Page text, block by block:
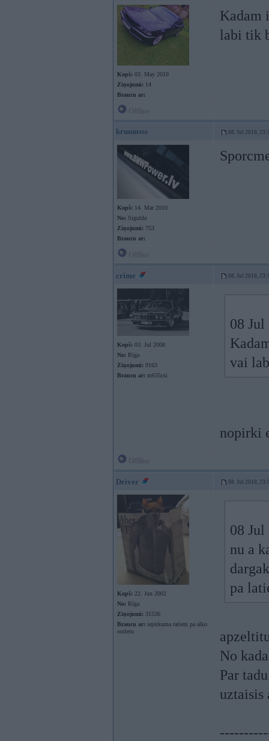
Kopš: 03. May 2010
Ziņojumi: 14
Braucu ar:
Kadam
labi tik
kruumsss 08. Jul 2010,
Kopš: 14. Mar 2010
No: Sigulda
Ziņojumi: 753
Braucu ar:
crime 08. Jul 2010,
Kopš: 03. Jul 2008
No: Rīga
Ziņojumi: 9163
Braucu ar: m635csi
08
vai
nopirki
Driver 08. Jul 2010,
Kopš: 22. Jun 2002
No: Rīga
Ziņojumi: 31536
Braucu ar: iepirkuma ratiem pa alko
outletu
08
nu a
pa
No
Par
uztaisis